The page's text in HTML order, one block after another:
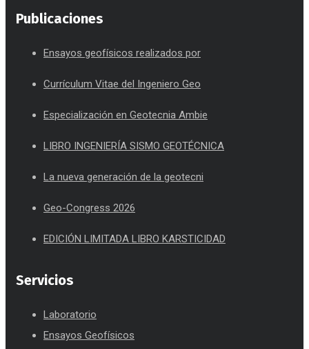
Publicaciones
Ensayos geofísicos realizados por
Currículum Vitae del Ingeniero Geo
Especialización en Geotecnia Ambie
LIBRO INGENIERÍA SISMO GEOTÉCNICA
La nueva generación de la geotecni
Geo-Congress 2026
EDICIÓN LIMITADA LIBRO KARSTICIDAD
Servicios
Laboratorio
Ensayos Geofísicos